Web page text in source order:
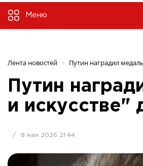
Меню
Лента новостей Путин наградил
Путин
и искусстве"
/ 8 мая 2026 21:44